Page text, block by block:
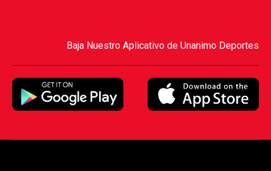
Baja Nuestro Aplicativo de Unanimo Deportes